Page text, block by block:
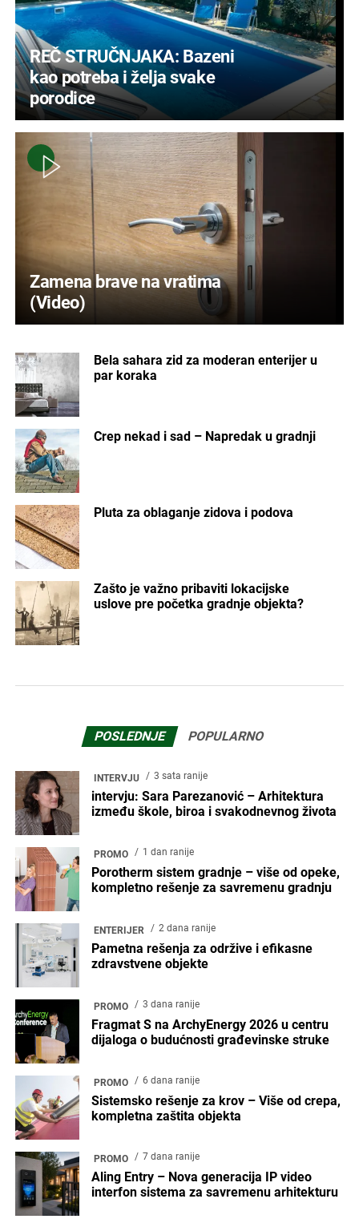
REČ STRUČNJAKA: Bazeni
kao potreba i želja svake
porodice
Zamena brave na vratima
(Video)
Bela sahara zid za moderan enterijer u
par koraka
Crep nekad i sad – Napredak u gradnji
Pluta za oblaganje zidova i podova
Zašto je važno pribaviti lokacijske
uslove pre početka gradnje objekta?
POSLEDNJE POPULARNO
INTERVJU 3 sata ranije
intervju: Sara Parezanović – Arhitektura
između škole, biroa i svakodnevnog života
PROMO 1 dan ranije
Porotherm sistem gradnje – više od opeke,
kompletno rešenje za savremenu gradnju
ENTERIJER 2 dana ranije
Pametna rešenja za održive i efikasne
zdravstvene objekte
PROMO 3 dana ranije
Fragmat S na ArchyEnergy 2026 u centru
dijaloga o budućnosti građevinske struke
PROMO 6 dana ranije
Sistemsko rešenje za krov – Više od crepa,
kompletna zaštita objekta
PROMO 7 dana ranije
Aling Entry – Nova generacija IP video
interfon sistema za savremenu arhitekturu